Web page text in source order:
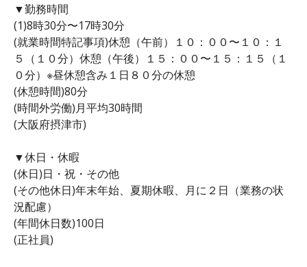
▼勤務時間
(1)8時30分〜17時30分
(就業時間特記事項)休憩（午前）１０：００〜１０：１
５（１０分）休憩（午後）１５：００〜１５：１５（１
０分）※昼休憩含み１日８０分の休憩
(休憩時間)80分
(時間外労働)月平均30時間
(大阪府摂津市)
▼休日・休暇
(休日)日・祝・その他
(その他休日)年末年始、夏期休暇、月に２日（業務の状
況配慮）
(年間休日数)100日
(正社員)